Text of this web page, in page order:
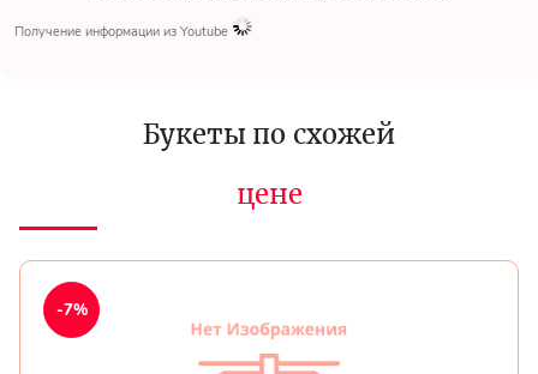
Получение информации из Youtube
Букеты по схожей
цене
-7%